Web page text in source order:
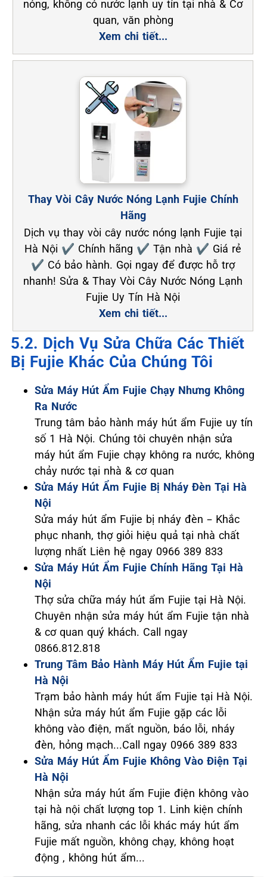
nóng, không có nước lạnh uy tín tại nhà & Cơ
quan, văn phòng
Xem chi tiết...
Thay Vòi Cây Nước Nóng Lạnh Fujie Chính
Hãng
Dịch vụ thay vòi cây nước nóng lạnh Fujie tại
Hà Nội ✔ Chính hãng ✔ Tận nhà ✔ Giá rẻ
✔ Có bảo hành. Gọi ngay để được hỗ trợ
nhanh! Sửa & Thay Vòi Cây Nước Nóng Lạnh
Fujie Uy Tín Hà Nội
Xem chi tiết...
5.2. Dịch Vụ Sửa Chữa Các Thiết
Bị Fujie Khác Của Chúng Tôi
Sửa Máy Hút Ẩm Fujie Chạy Nhưng Không
Ra Nước
Trung tâm bảo hành máy hút ẩm Fujie uy tín
số 1 Hà Nội. Chúng tôi chuyên nhận sửa
máy hút ẩm Fujie chạy không ra nước, không
chảy nước tại nhà & cơ quan
Sửa Máy Hút Ẩm Fujie Bị Nháy Đèn Tại Hà
Nội
Sửa máy hút ẩm Fujie bị nháy đèn – Khắc
phục nhanh, thợ giỏi hiệu quả tại nhà chất
lượng nhất Liên hệ ngay 0966 389 833
Sửa Máy Hút Ẩm Fujie Chính Hãng Tại Hà
Nội
Thợ sửa chữa máy hút ẩm Fujie tại Hà Nội.
Chuyên nhận sửa máy hút ẩm Fujie tận nhà
& cơ quan quý khách. Call ngay
0866.812.818
Trung Tâm Bảo Hành Máy Hút Ẩm Fujie tại
Hà Nội
Trạm bảo hành máy hút ẩm Fujie tại Hà Nội.
Nhận sửa máy hút ẩm Fujie gặp các lỗi
không vào điện, mất nguồn, báo lỗi, nháy
đèn, hỏng mạch...Call ngay 0966 389 833
Sửa Máy Hút Ẩm Fujie Không Vào Điện Tại
Hà Nội
Nhận sửa máy hút ẩm Fujie điện không vào
tại hà nội chất lượng top 1. Linh kiện chính
hãng, sửa nhanh các lỗi khác máy hút ẩm
Fujie mất nguồn, không chạy, không hoạt
động , không hút ẩm...